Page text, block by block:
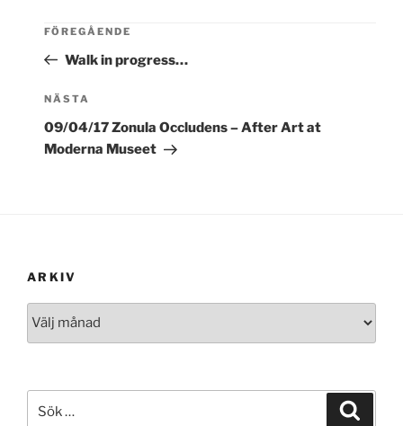
FÖREGÅENDE
Walk in progress…
Nästa
inlägg
NÄSTA
09/04/17 Zonula Occludens – After Art at
Moderna Museet
ARKIV
efter: